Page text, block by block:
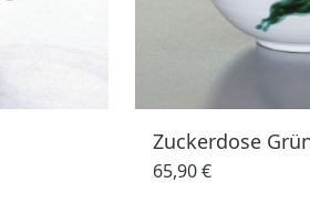
Zuckerdose
65,90 €